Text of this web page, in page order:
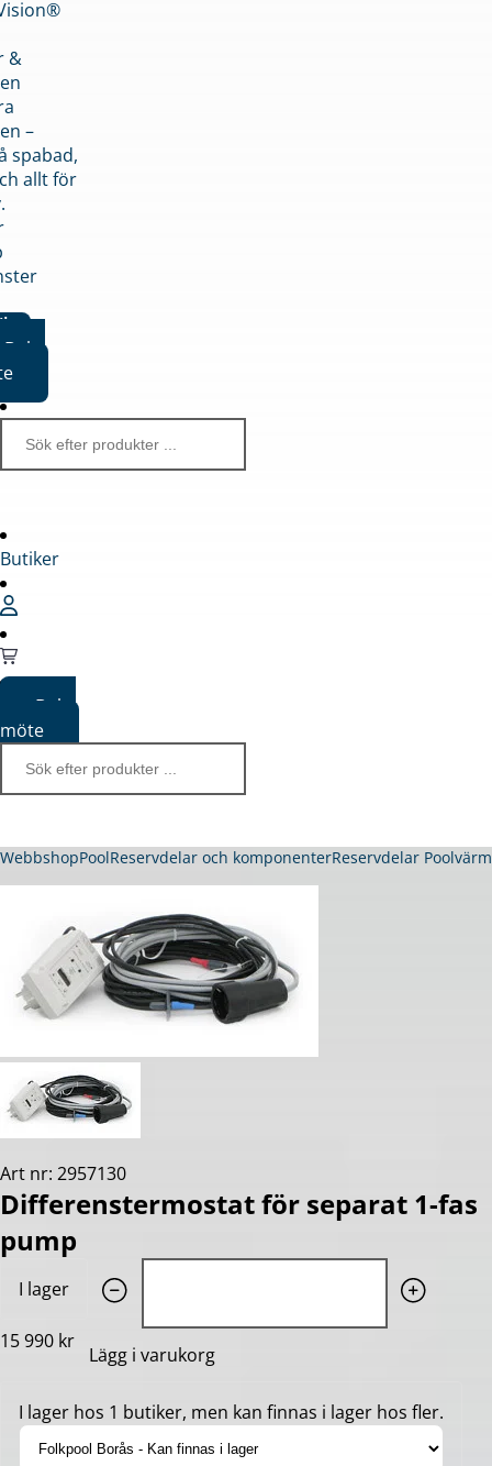
&
–
spabad,
allt för
Boka
Butiker
Boka
möte
WebbshopPoolReservdelar och komponenterReservdelar
Art nr: 2957130
Differenstermostat för separat 1-fas
pump
I lager
15 990 kr
Lägg i varukorg
I lager hos 1 butiker, men kan finnas i lager hos fler.